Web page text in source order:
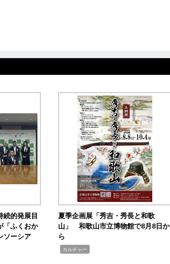
続的発展目
ふくおか
ソーシア
夏季企画展「秀吉・秀長と和歌
山」 和歌山市立博物館で8月8日か
ら
カルチャー